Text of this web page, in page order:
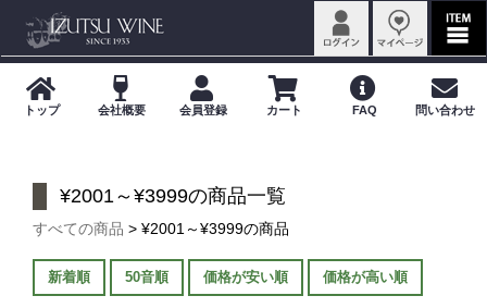
¥2001～¥3999の商品一覧
すべての商品 > ¥2001～¥3999の商品
新着順 50音順 価格が安い順 価格が高い順